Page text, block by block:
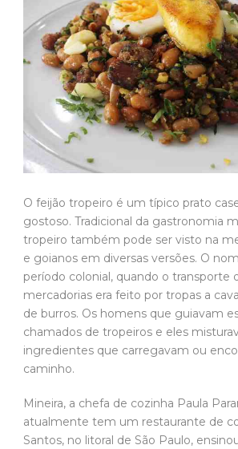
O feijão tropeiro é um típico prato
gostoso. Tradicional da gastronomia
tropeiro também pode ser visto na
e goianos em diversas versões. O
período colonial, quando o transporte
mercadorias era feito por tropas a
de burros. Os homens que guiavam
chamados de tropeiros e eles
ingredientes que carregavam ou
caminho.
Mineira, a chefa de cozinha Paula
atualmente tem um restaurante de
Santos, no litoral de São Paulo,